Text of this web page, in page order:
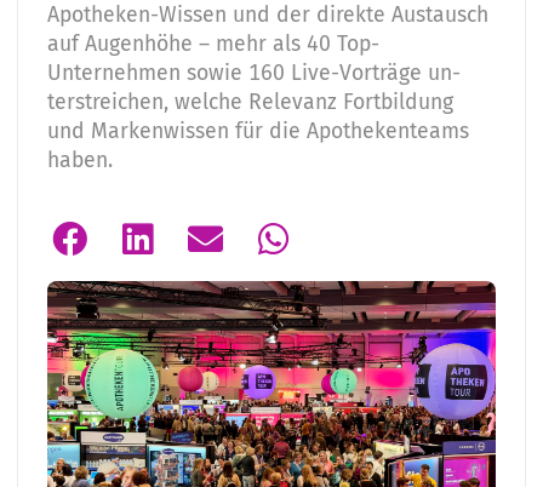
Apotheken-Wissen und der direkte Austausch
auf Augenhöhe – mehr als 40 Top-
Unternehmen sowie 160 Live-Vorträge un-
terstreichen, welche Relevanz Fortbildung
und Markenwissen für die Apothekenteams
haben.